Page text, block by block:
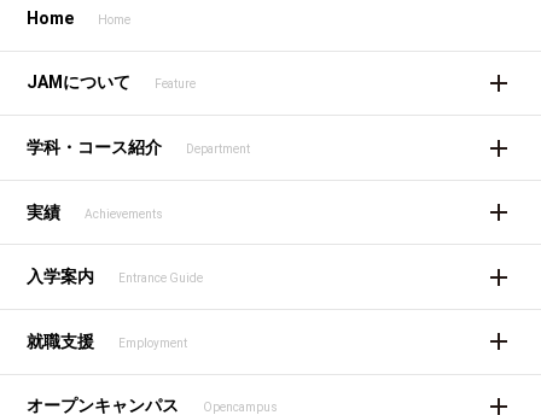
Home Home
JAMについて Feature
学科・コース紹介 Department
実績 Achievements
入学案内 Entrance Guide
就職支援 Employment
オープンキャンパス Opencampus